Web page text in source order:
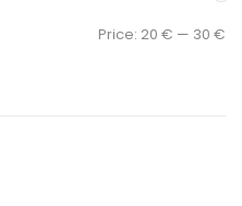
Price: 20 € — 30 €